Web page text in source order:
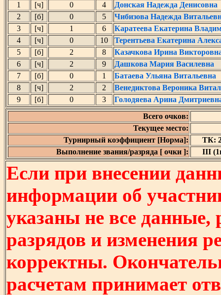
1
[ч] 0 4
Донская Надежда Денисовна
2
[б] 0 5
Чибизова Надежда
3
[ч] 1 6
Каратеева Екатерина
4
[ч] 0 10
Терентьева Екатерина
5
[б] 2 8
Казачкова Ирина
6
[ч] 2 9
Дашкова Мария Василевна
7
[б] 0 1
Батаева Ульяна Витальевна
8
[ч] 2 2
Венедиктова Вероника
9
[б] 0 3
Голодяева Арина
Всего очков:
Текущее место:
Турнирный коэффициент [Норма]:
ТК:
Выполнение звания/разряда [ очки ]:
III
Если при внесении
информации об
указаны не все
разрядов и изменения
корректны.
расчетам принимает